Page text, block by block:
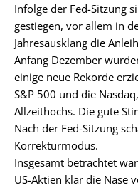
Infolge der Fed-Sitzung
gestiegen, vor allem in
Jahresausklang die
Anfang Dezember
einige neue Rekorde
S&P 500 und die
Allzeithochs. Die gute
Nach der Fed-Sitzung
Korrekturmodus.
Insgesamt betrachtet
US-Aktien klar die Nase